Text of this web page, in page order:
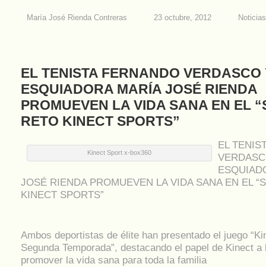
María José Rienda Contreras 23 octubre, 2012 Noticias
EL TENISTA FERNANDO VERDASCO
ESQUIADORA MARÍA JOSÉ RIENDA
PROMUEVEN LA VIDA SANA EN EL
RETO KINECT SPORTS”
Kinect Sport x-box360
EL
JOSÉ RIENDA PROMUEVEN LA VIDA SANA EN EL
KINECT SPORTS”
Ambos deportistas de élite han presentado el juego
Segunda Temporada”, destacando el papel de Kinect a
promover la vida sana para toda la familia